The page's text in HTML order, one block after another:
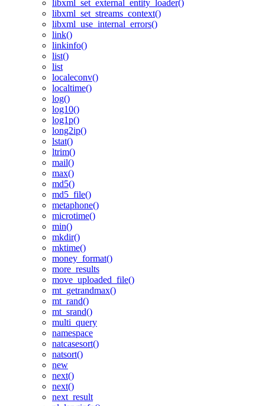
libxml_set_external_entity_loader()
libxml_set_streams_context()
libxml_use_internal_errors()
link()
linkinfo()
list()
list
localeconv()
localtime()
log()
log10()
log1p()
long2ip()
lstat()
ltrim()
mail()
max()
md5()
md5_file()
metaphone()
microtime()
min()
mkdir()
mktime()
money_format()
more_results
move_uploaded_file()
mt_getrandmax()
mt_rand()
mt_srand()
multi_query
namespace
natcasesort()
natsort()
new
next()
next()
next_result